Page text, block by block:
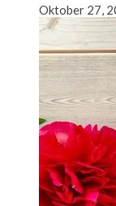
Oktober 27,